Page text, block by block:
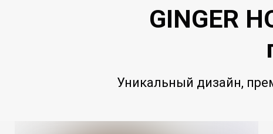
Уникальный дизайн,
GINGER